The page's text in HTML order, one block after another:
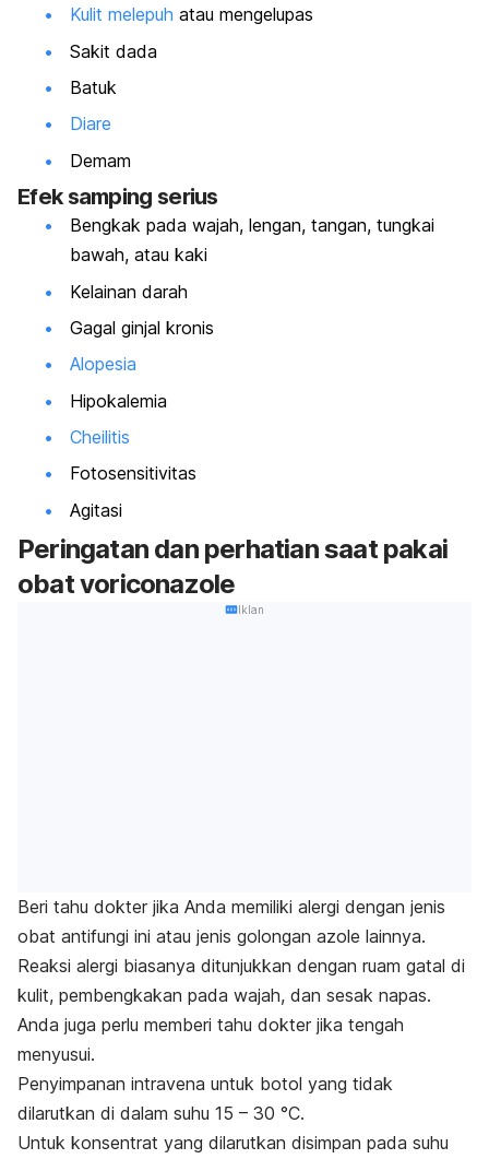
Kulit melepuh atau mengelupas
Sakit dada
Batuk
Diare
Demam
Efek samping serius
Bengkak pada wajah, lengan, tangan, tungkai
bawah, atau kaki
Kelainan darah
Gagal ginjal kronis
Alopesia
Hipokalemia
Cheilitis
Fotosensitivitas
Agitasi
Peringatan dan perhatian saat pakai
obat voriconazole
Iklan
Beri tahu dokter jika Anda memiliki alergi dengan jenis
obat antifungi ini atau jenis golongan azole lainnya.
Reaksi alergi biasanya ditunjukkan dengan ruam gatal di
kulit, pembengkakan pada wajah, dan sesak napas.
Anda juga perlu memberi tahu dokter jika tengah
menyusui.
Penyimpanan ​​intravena untuk botol yang tidak
dilarutkan di dalam suhu 15 – 30 °C.
Untuk konsentrat yang dilarutkan disimpan pada suhu